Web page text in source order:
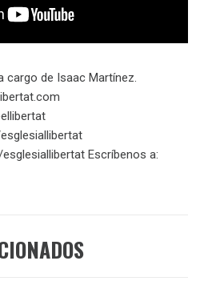
cargo de Isaac Martínez.
Escríbenos a: